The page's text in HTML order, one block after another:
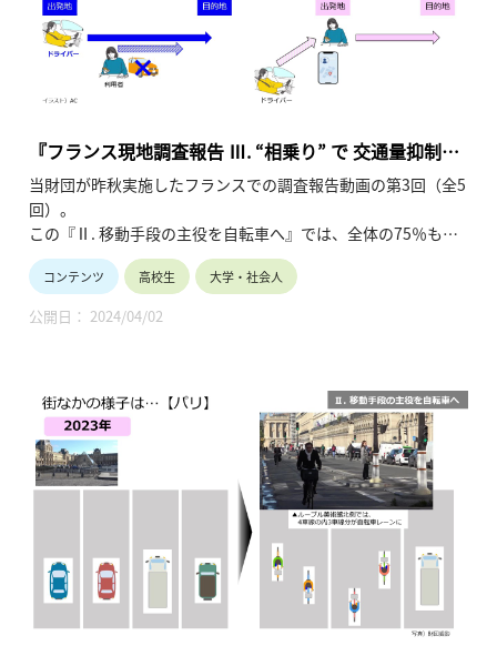
『フランス現地調査報告 Ⅲ. “相乗り” で 交通量抑制
へ』
当財団が昨秋実施したフランスでの調査報告動画の第3回（全5
回）。
この『Ⅱ. 移動手段の主役を自転車へ』では、全体の75％も占
める一人乗車のクルマを減らす施策である「相乗り」の定義
（「タクシー」、「ライドシェア」との比較）を始め、政府や
自治体による利用促進策を紹介します。（令和6年3月公開、18
分36秒）
コンテンツ 高校生 大学・社会人
公開日： 2024/04/02